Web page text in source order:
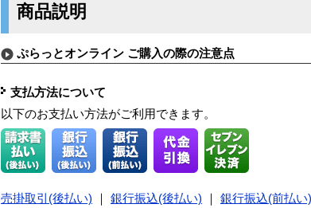
商品説明
ぷらっとオンライン ご購入の際の注意点
支払方法について
以下のお支払い方法がご利用できます。
売掛取引(後払い) 銀行振込(後払い) 銀行振込(前払い)